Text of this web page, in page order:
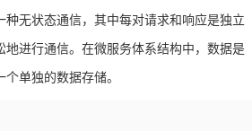
种无状态通信，其中每对请求和响应是独立
地进行通信。在微服务体系结构中，数据是
单独的数据存储。